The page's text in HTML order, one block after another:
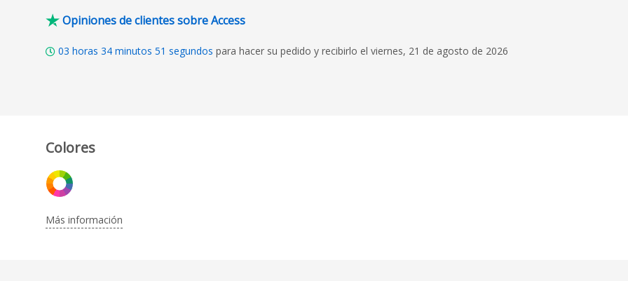
Opiniones de clientes sobre Access
03 horas 34 minutos 49 segundos para hacer su pedido y recibirlo el viernes, 21 de agosto de 2026
Colores
Más información